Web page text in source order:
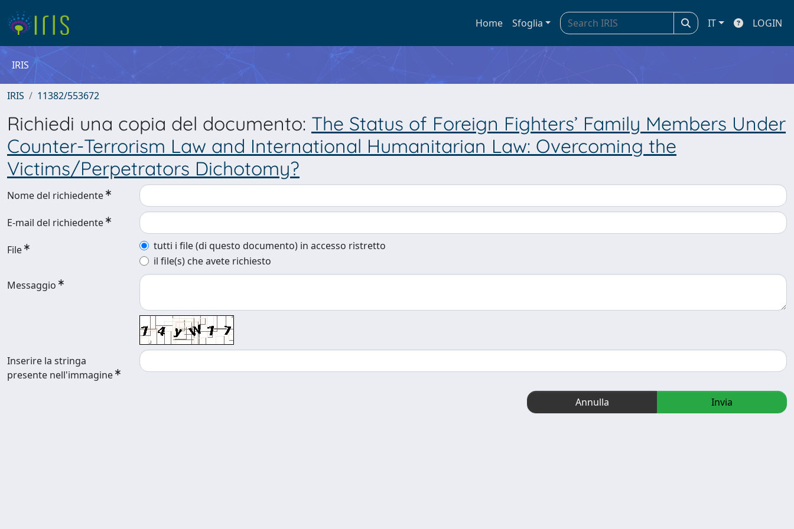
Home Sfoglia IT LOGIN
IRIS
IRIS 11382/553672
Richiedi una copia del documento: The Status of Foreign Fighters’ Family Members Under
Counter-Terrorism Law and International Humanitarian Law: Overcoming the
Victims/Perpetrators Dichotomy?
Nome del richiedente
E-mail del richiedente
File
tutti i file (di questo documento) in accesso ristretto
il file(s) che avete richiesto
Messaggio
Inserire la stringa
presente nell'immagine
Annulla Invia